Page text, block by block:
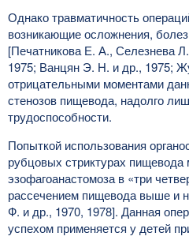
Однако травматичность
возникающие осложнения,
[Печатникова Е. А., Селезнева
1975; Ванцян Э. Н. и др., 1975;
отрицательными моментами
стенозов пищевода, надолго
трудоспособности.
Попыткой использования
рубцовых стриктурах
эзофагоанастомоза в «три
рассечением пищевода выше и
Ф. и др., 1970, 1978]. Данная
успехом применяется у детей